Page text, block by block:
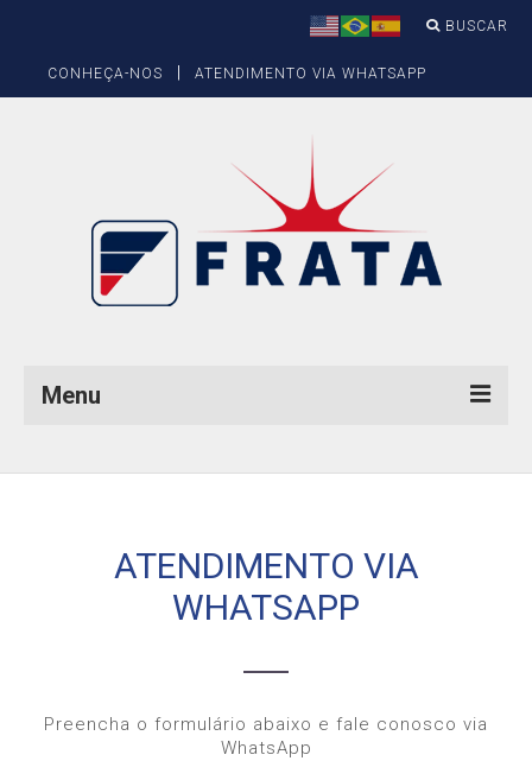
BUSCAR
CONHEÇA-NOS | ATENDIMENTO VIA WHATSAPP
Menu
Soluções para Medição e Qualidade
de Energia
Segmentos
ATENDIMENTO VIA
WHATSAPP
Preencha o formulário abaixo e fale conosco via
WhatsApp